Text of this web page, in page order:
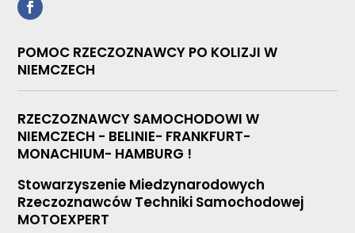
POMOC RZECZOZNAWCY PO KOLIZJI W
NIEMCZECH
RZECZOZNAWCY SAMOCHODOWI W
NIEMCZECH - BELINIE- FRANKFURT-
MONACHIUM- HAMBURG !
Stowarzyszenie Miedzynarodowych
Rzeczoznawców Techniki Samochodowej
MOTOEXPERT